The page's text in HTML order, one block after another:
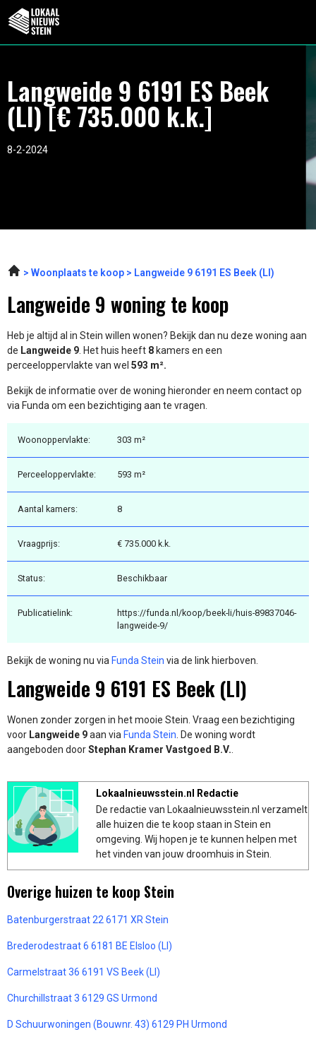
Langweide 9 6191 ES Beek
(LI) [€ 735.000 k.k.]
8-2-2024
Woonplaats te koop Langweide 9 6191 ES Beek (LI)
Langweide 9 woning te koop
Heb je altijd al in Stein willen wonen? Bekijk dan nu deze woning aan
de Langweide 9. Het huis heeft 8 kamers en een
perceeloppervlakte van wel 593 m².
Bekijk de informatie over de woning hieronder en neem contact op
via Funda om een bezichtiging aan te vragen.
Woonoppervlakte: 303 m²
Perceeloppervlakte: 593 m²
Aantal kamers: 8
Vraagprijs: € 735.000 k.k.
Status: Beschikbaar
Publicatielink:
https://funda.nl/koop/beek-li/huis-89837046-
langweide-9/
Bekijk de woning nu via Funda Stein via de link hierboven.
Langweide 9 6191 ES Beek (LI)
Wonen zonder zorgen in het mooie Stein. Vraag een bezichtiging
voor Langweide 9aan via Funda Stein . De woning wordt
aangeboden doorStephan Kramer Vastgoed B.V.
Lokaalnieuwsstein.nl Redactie
De redactie van Lokaalnieuwsstein.nl verzamelt
alle huizen die te koop staan in Stein en
omgeving. Wij hopen je te kunnen helpen met
het vinden van jouw droomhuis in Stein.
Overige huizen te koop Stein
Batenburgerstraat 22 6171 XR Stein
Brederodestraat 6 6181 BE Elsloo (LI)
Carmelstraat 36 6191 VS Beek (LI)
Churchillstraat 3 6129 GS Urmond
D Schuurwoningen (Bouwnr. 43) 6129 PH Urmond